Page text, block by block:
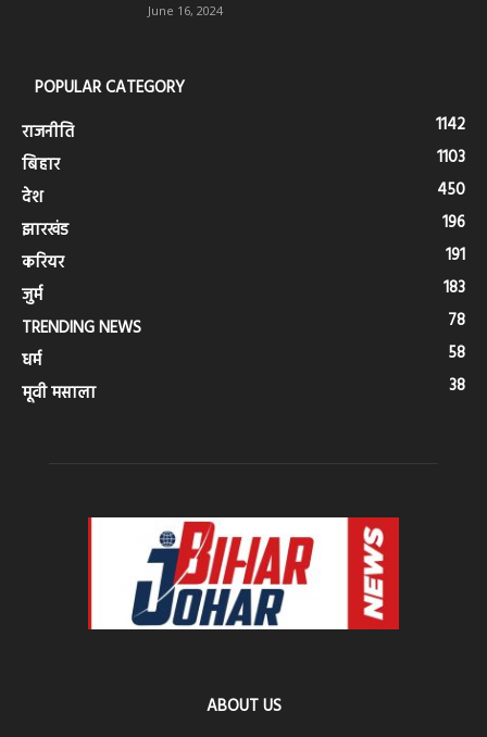
June 16, 2024
POPULAR CATEGORY
राजनीति
1142
बिहार
1103
देश
450
झारखंड
196
करियर
191
जुर्म
183
TRENDING NEWS
78
धर्म
58
मूवी मसाला
38
ABOUT US